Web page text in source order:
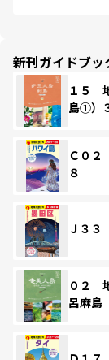
新刊ガイドブッ
１５
島①）
Ｃ０
８
Ｊ３
０２
呂麻島